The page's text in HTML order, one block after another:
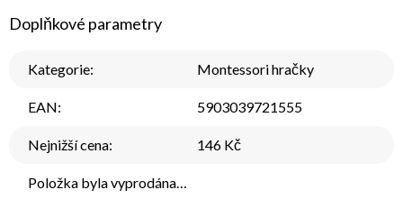
Doplňkové parametry
Kategorie: Montessori hračky
EAN: 5903039721555
Nejnižší cena: 146 Kč
Položka byla vyprodána…